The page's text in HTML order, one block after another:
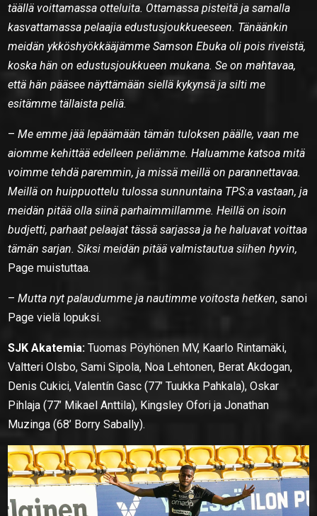
täällä voittamassa otteluita. Ottamassa pisteitä ja samalla
kasvattamassa pelaajia edustusjoukkueeseen. Tänäänkin
meidän ykköshyökkääjämme Samson Ebuka oli pois riveistä,
koska hän on edustusjoukkueen mukana. Se on mahtavaa,
että hän pääsee näyttämään siellä kykynsä ja silti me
esitämme tällaista peliä.
–Me emme jää lepäämään tämän tuloksen päälle, vaan me
aiomme kehittää edelleen peliämme. Haluamme katsoa mitä
voimme tehdä paremmin, ja missä meillä on parannettavaa.
Meillä on huippuottelu tulossa sunnuntaina TPS:a vastaan, ja
meidän pitää olla siinä parhaimmillamme. Heillä on isoin
budjetti, parhaat pelaajat tässä sarjassa ja he haluavat voittaa
tämän sarjan. Siksi meidän pitää valmistautua siihen hyvin,
Page muistuttaa.
–Mutta nyt palaudumme ja nautimme voitosta hetken, sanoi
Page vielä lopuksi.
SJK Akatemia: Tuomas Pöyhönen MV, Kaarlo Rintamäki,
Valtteri Olsbo, Sami Sipola, Noa Lehtonen, Berat Akdogan,
Denis Cukici, Valentín Gasc (77’ Tuukka Pahkala), Oskar
Pihlaja (77’ Mikael Anttila), Kingsley Ofori ja Jonathan
Muzinga (68’ Borry Sabally).